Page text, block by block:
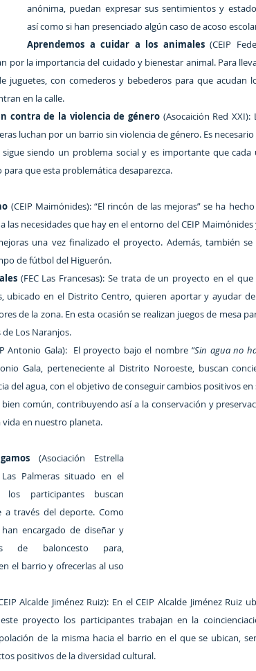
anónima, puedan expresar sus sentimientos y
así como si han presenciado algún caso de acoso
Aprendemos a cuidar a los animales (CEIP
por la importancia del cuidado y bienestar animal. Para
juguetes, con comederos y bebederos para que acudan
en la calle.
contra de la violencia de género (Asocaición Red
luchan por un barrio sin violencia de género. Es
siendo un problema social y es importante que
que esta problemática desaparezca.
(CEIP Maimónides): “El rincón de las mejoras” se ha
las necesidades que hay en el entorno del CEIP
una vez finalizado el proyecto. Además, también se
de fútbol del Higuerón.
(FEC Las Francesas): Se trata de un proyecto en el
ubicado en el Distrito Centro, quieren aportar y ayudar
de la zona. En esta ocasión se realizan juegos de mesa
Los Naranjos.
Antonio Gala):  El proyecto bajo el nombre “Sin agua no
Gala, perteneciente al Distrito Noroeste, buscan
del agua, con el objetivo de conseguir cambios positivos
común, contribuyendo así a la conservación y
en nuestro planeta.
(Asociación Estrella
Palmeras situado en el
participantes buscan
a través del deporte. Como
encargado de diseñar y
de baloncesto para,
el barrio y ofrecerlas al uso
Alcalde Jiménez Ruiz): En el CEIP Alcalde Jiménez Ruiz
proyecto los participantes trabajan en la
de la misma hacia el barrio en el que se ubican,
positivos de la diversidad cultural.